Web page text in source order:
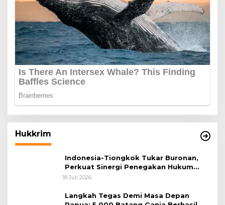
Hukkrim
Indonesia-Tiongkok Tukar Buronan,
Perkuat Sinergi Penegakan Hukum
Lintas Negara
18 Juli 2026
Langkah Tegas Demi Masa Depan